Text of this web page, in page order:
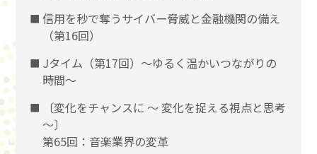
信用を秒で奪うサイバー脅威と金融機関の備え
（第16回）
Jタイム（第17回）～ゆるく温かいつながりの
時間～
〔変化をチャンスに 〜 変化を捉える視点と思考
〜〕
第65回：音楽業界の変革